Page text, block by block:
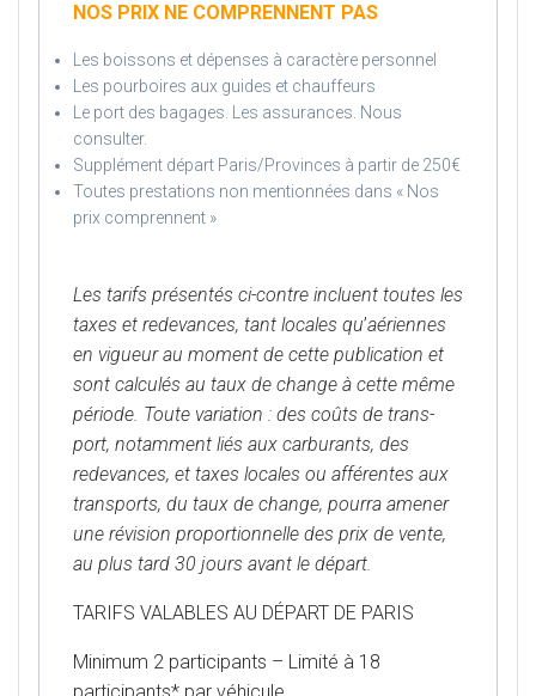
NOS PRIX NE COMPRENNENT PAS
Les boissons et dépenses à caractère personnel
Les pourboires aux guides et chauffeurs
Le port des bagages. Les assurances. Nous
consulter.
Supplément départ Paris/Provinces à partir de 250€
Toutes prestations non mentionnées dans « Nos
prix comprennent »
Les tarifs présentés ci-contre incluent toutes les
taxes et redevances, tant locales qu’aériennes
en vigueur au moment de cette publication et
sont calculés au taux de change à cette même
période. Toute variation : des coûts de trans-
port, notamment liés aux carburants, des
redevances, et taxes locales ou afférentes aux
transports, du taux de change, pourra amener
une révision proportionnelle des prix de vente,
au plus tard 30 jours avant le départ.
TARIFS VALABLES AU DÉPART DE PARIS
Minimum 2 participants – Limité à 18